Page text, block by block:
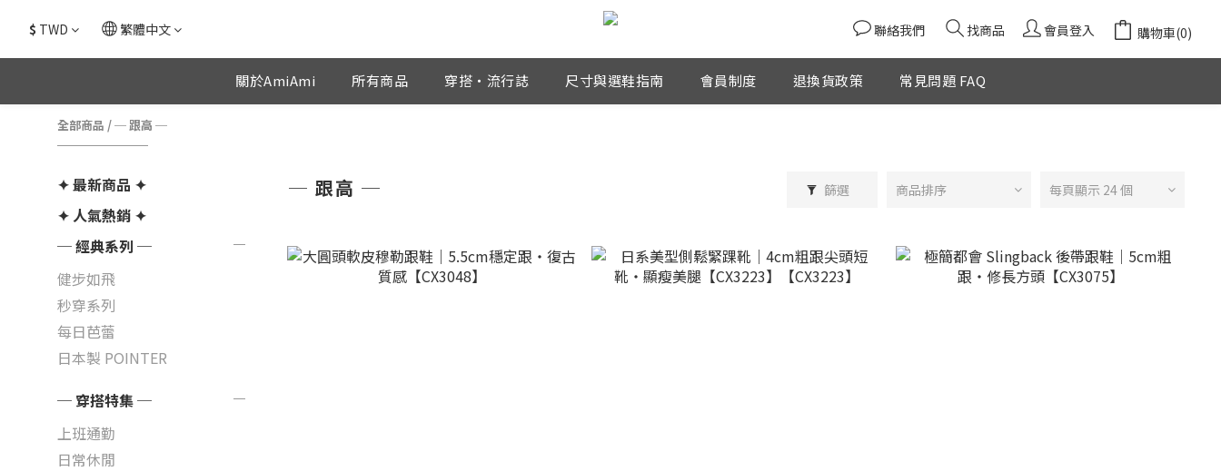
$ TWD 繁體中文 聯絡我們 找商品 會員登入 購物車(0)
關於AmiAmi 所有商品 穿搭・流行誌 尺寸與選鞋指南 會員制度 退換貨政策 常見問題 FAQ
全部商品 /─ 跟高 ─
✦ 最新商品 ✦
✦ 人氣熱銷 ✦
─ 經典系列 ─
健步如飛
秒穿系列
每日芭蕾
日本製 POINTER
─ 穿搭特集 ─
上班通勤
日常休閒
─ 跟高 ─ 篩選 商品排序 每頁顯示 24 個